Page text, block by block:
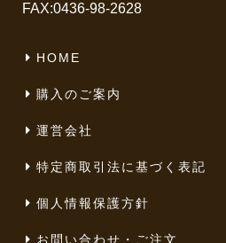
FAX:0436-98-2628
HOME
購入のご案内
運営会社
特定商取引法に基づく表記
個人情報保護方針
お問い合わせ・ご注文